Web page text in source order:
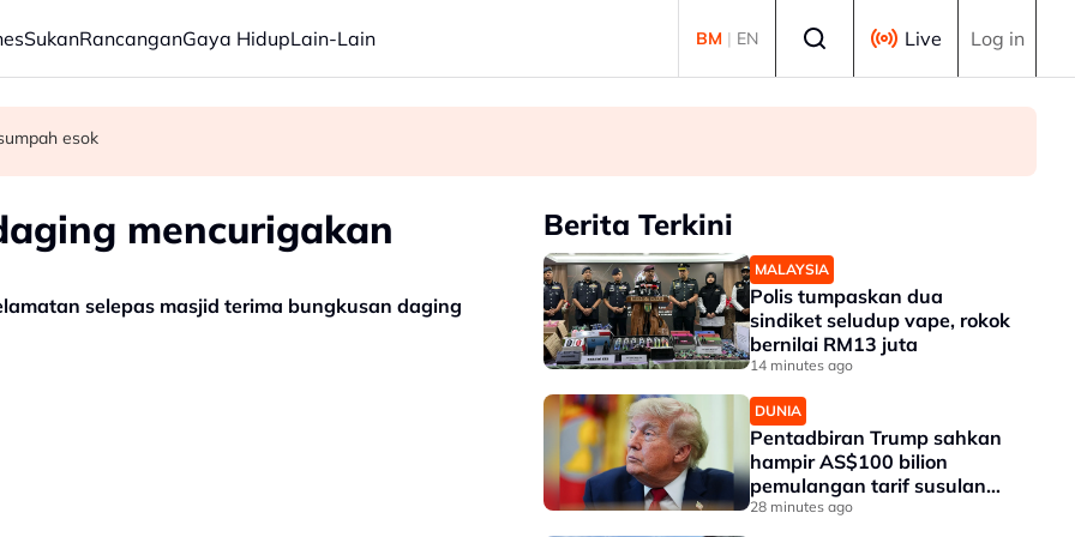
SukanRancanganGaya HidupLain-Lain BM | EN Live Log in
bernilai RM13 jutatarif susulan keputusan mahkamah
esok
mencurigakan
selepas masjid terima bungkusan daging
Berita Terkini
MALAYSIA
Polis tumpaskan dua
sindiket seludup vape, rokok
bernilai RM13 juta
14 minutes ago
DUNIA
Pentadbiran Trump sahkan
hampir AS$100 bilion
pemulangan tarif susulan
keputusan mahkamah
28 minutes ago